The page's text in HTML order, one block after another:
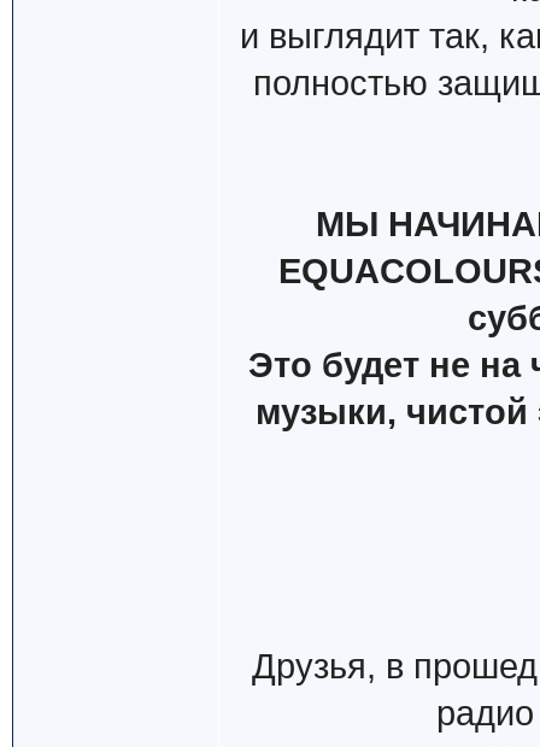
и выглядит так,
полностью
МЫ
Это будет не на
музыки, чистой
Друзья, в